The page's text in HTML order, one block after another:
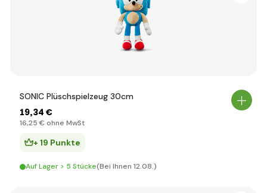
SONIC Plüschspielzeug 30cm
19,34 €
16,25 € ohne MwSt
+ 19 Punkte
Auf Lager > 5 Stücke(Bei Ihnen 12.08.)